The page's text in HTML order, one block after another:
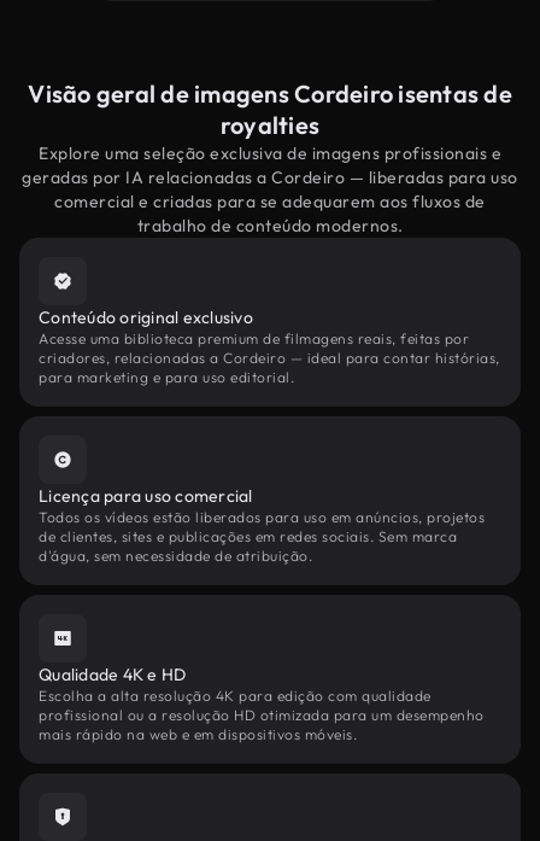
Visão geral de imagens Cordeiro isentas de
royalties
Explore uma seleção exclusiva de imagens profissionais e
geradas por IA relacionadas a Cordeiro — liberadas para uso
comercial e criadas para se adequarem aos fluxos de
trabalho de conteúdo modernos.
Conteúdo original exclusivo
Acesse uma biblioteca premium de filmagens reais, feitas por
criadores, relacionadas a Cordeiro — ideal para contar histórias,
para marketing e para uso editorial.
Licença para uso comercial
Todos os vídeos estão liberados para uso em anúncios, projetos
de clientes, sites e publicações em redes sociais. Sem marca
d'água, sem necessidade de atribuição.
Qualidade 4K e HD
Escolha a alta resolução 4K para edição com qualidade
profissional ou a resolução HD otimizada para um desempenho
mais rápido na web e em dispositivos móveis.